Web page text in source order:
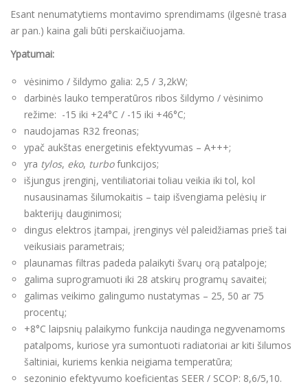
Esant nenumatytiems montavimo sprendimams (ilgesnė trasa
ar pan.) kaina gali būti perskaičiuojama.
Ypatumai:
vėsinimo / šildymo galia: 2,5 / 3,2kW;
darbinės lauko temperatūros ribos šildymo / vėsinimo
režime: -15 iki +24°C / -15 iki +46°C;
naudojamas R32 freonas;
ypač aukštas energetinis efektyvumas – A+++;
yra tylos, eko, turbofunkcijos;
išjungus įrenginį, ventiliatoriai toliau veikia iki tol, kol
nusausinamas šilumokaitis – taip išvengiama pelėsių ir
bakterijų dauginimosi;
dingus elektros įtampai, įrenginys vėl paleidžiamas prieš tai
veikusiais parametrais;
plaunamas filtras padeda palaikyti švarų orą patalpoje;
galima suprogramuoti iki 28 atskirų programų savaitei;
galimas veikimo galingumo nustatymas – 25, 50 ar 75
procentų;
+8°C laipsnių palaikymo funkcija naudinga negyvenamoms
patalpoms, kuriose yra sumontuoti radiatoriai ar kiti šilumos
šaltiniai, kuriems kenkia neigiama temperatūra;
sezoninio efektyvumo koeficientas SEER / SCOP: 8,6/5,10.